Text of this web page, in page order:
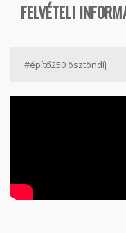
FELVÉTELI
#építő250 ösztöndíj